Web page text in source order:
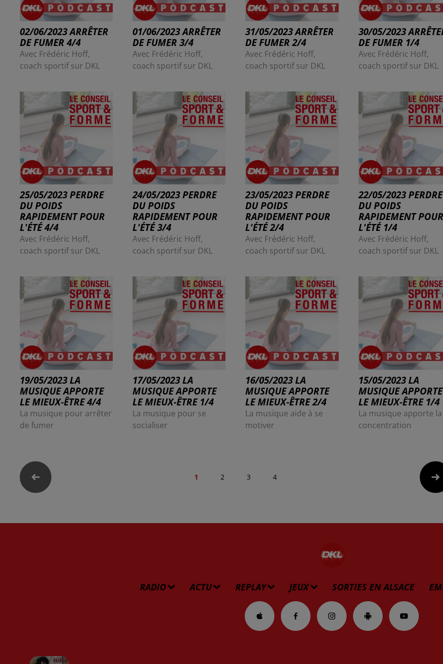
02/06/2023 ARRÊTER
DE FUMER 4/4
Avec Frédéric Hoff,
coach sportif sur DKL
01/06/2023 ARRÊTER
DE FUMER 3/4
Avec Frédéric Hoff,
coach sportif sur DKL
31/05/2023 ARRÊTER
DE FUMER 2/4
Avec Frédéric Hoff,
coach sportif sur DKL
30/05/2023
DE FUMER 1/4
Avec Frédéric Hoff,
coach sportif sur DKL
25/05/2023 PERDRE
DU POIDS
RAPIDEMENT POUR
L'ÉTÉ 4/4
Avec Frédéric Hoff,
coach sportif sur DKL
24/05/2023 PERDRE
DU POIDS
RAPIDEMENT POUR
L'ÉTÉ 3/4
Avec Frédéric Hoff,
coach sportif sur DKL
23/05/2023 PERDRE
DU POIDS
RAPIDEMENT POUR
L'ÉTÉ 2/4
Avec Frédéric Hoff,
coach sportif sur DKL
22/05/2023 PERDRE
DU POIDS
RAPIDEMENT POUR
L'ÉTÉ 1/4
Avec Frédéric Hoff,
coach sportif sur DKL
19/05/2023 LA
MUSIQUE APPORTE
LE MIEUX-ÊTRE 4/4
La musique pour arrêter
de fumer
17/05/2023 LA
MUSIQUE APPORTE
LE MIEUX-ÊTRE 1/4
La musique pour se
socialiser
16/05/2023 LA
MUSIQUE APPORTE
LE MIEUX-ÊTRE 2/4
La musique aide à se
motiver
15/05/2023 LA
MUSIQUE APPORTE
LE MIEUX-ÊTRE 1/4
La musique apporte la
concentration
1 2 3 4
RADIO ACTU REPLAY JEUX SORTIES EN ALSACE